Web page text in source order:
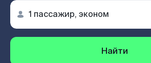
Найти